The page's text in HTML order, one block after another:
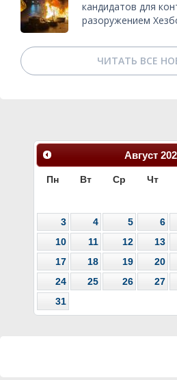
кандидатов для
разоружением
ЧИТАТЬ ВСЕ
Август
Пн Вт Ср Чт
3
4 5 6
10
11 12 13
17
18 19 20
24
25 26 27
31